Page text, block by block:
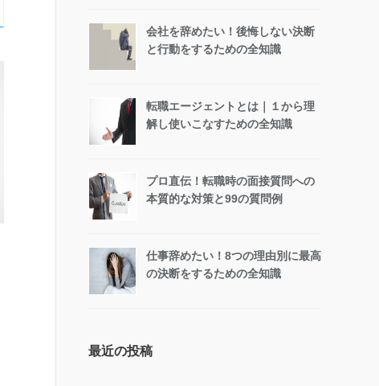
会社を辞めたい！後悔しない決断
と行動をするための全知識
転職エージェントとは｜１から理
解し使いこなすための全知識
プロ直伝！転職時の面接質問への
本質的な対策と99の質問例
仕事辞めたい！8つの理由別に最高
の決断をするための全知識
最近の投稿